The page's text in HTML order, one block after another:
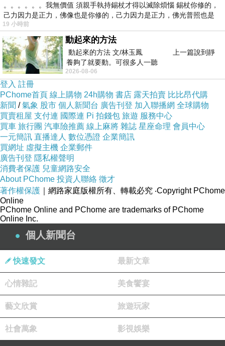
✈️羽田空港第1ターミナルでの遭遇チャンス
通常は沖縄路線で運航されていますが、羽田〜
岡山線や小松線など本州路線にも登場すること
があります
**展望デッキ（ガリバーズデッキ）
が人気。富士山とのツーショットを狙うファン
も多数
飛来情報は航空機追跡アプリ（Flightradar24
ど）で確認可能
🛬岡山空港での運航
2023年夏ダイヤ以降、
田〜岡山線を共同運航することで、さくらジン
ベエが岡山に飛来する可能性が高まりました
運航スケジュールは日によって異なるため、事
前のチェックが重要です
もし「さくらジンベエ」に乗ってみたい、見て
みたいということであれば、羽田空港の展望デ
るのがオススメです。
。。。。。。我無價值 須親手執持錫杖才得以滅除煩惱 錫杖你修的，
己力因力是正力，佛像也是你修的，己力因力是正力，佛光普照也是
19 小時前
動起來的方法
動起來的方法 文/林玉鳳 上一篇說到靜
養夠了就要動。可很多人一聽
2026-08-06
登入 註冊
PChome首頁 線上購物 24h購物 書店 露天拍賣 比比昂代購
新聞 /氣象 股市 個人新聞台 廣告刊登 加入聯播網 全球購物
買賣租屋 支付連 國際連 Pi 拍錢包 旅遊 服務中心
買車 旅行團 汽車險推薦 線上麻將 雜誌 星座命理 會員中心
一元簡訊 直播達人 數位憑證 企業簡訊
買網址 虛擬主機 企業郵件
廣告刊登 隱私權聲明
消費者保護 兒童網路安全
About PChome 投資人聯絡 徵才
著作權保護 ｜網路家庭版權所有、轉載必究 ‧Copyright PChome
Online
PChome Online and PChome are trademarks of PChome
Online Inc.
個人新聞台
快速發文 最新文章
心情雜記 美食饗宴
藝文欣賞 旅遊玩家
社會萬象 影視娛樂